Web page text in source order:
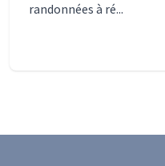
randonnées à ré...